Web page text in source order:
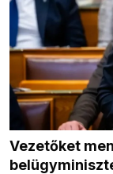
Vezetőket